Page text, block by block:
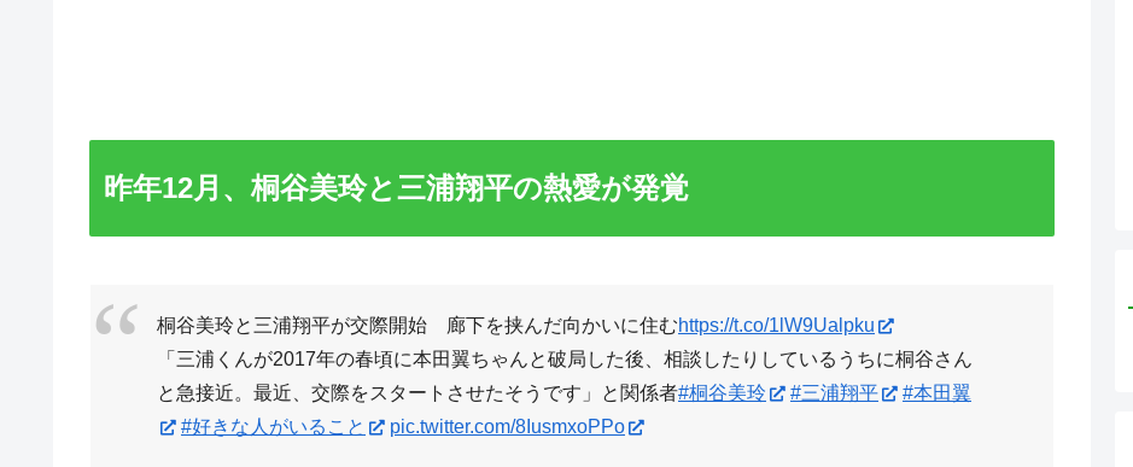
昨年12月、桐谷美玲と三浦翔平の熱愛が発覚
桐谷美玲と三浦翔平が交際開始 廊下を挟んだ向かいに住むhttps://t.co/1lW9Ualpku
「三浦くんが2017年の春頃に本田翼ちゃんと破局した後、相談したりしているうちに桐谷さん
と急接近。最近、交際をスタートさせたそうです」と関係者#桐谷美玲 #三浦翔平
#本田翼
#好きな人がいること
pic.twitter.com/8IusmxoPPo